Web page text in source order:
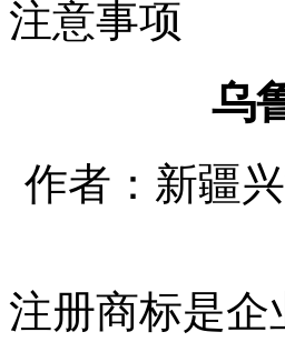
注意事项
乌
作者：新疆
注册商标是企